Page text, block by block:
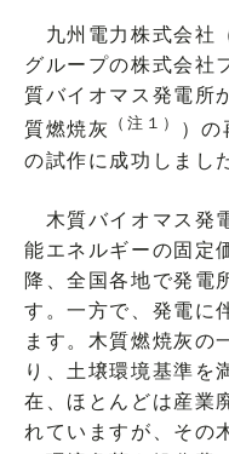
九州電力株式会社
グループの株式会社
質バイオマス発電所
質燃焼灰
（注１）
）の
の試作に成功しまし
木質バイオマス発
能エネルギーの固定
降、全国各地で発電
す。一方で、発電に
ます。木質燃焼灰の
り、土壌環境基準を
在、ほとんどは産業
れていますが、その